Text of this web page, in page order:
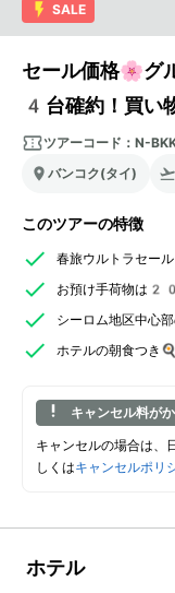
SALE
セール価格🌸グ
4台確約！買い
ツアーコード： N-
バンコク(タイ)
このツアーの特徴
春旅ウルトラセ
お預け手荷物は
シーロム地区中心
ホテルの朝食つき🍳
キャンセル料が
キャンセルの場合は、
しくはキャンセルポリ
ホテル